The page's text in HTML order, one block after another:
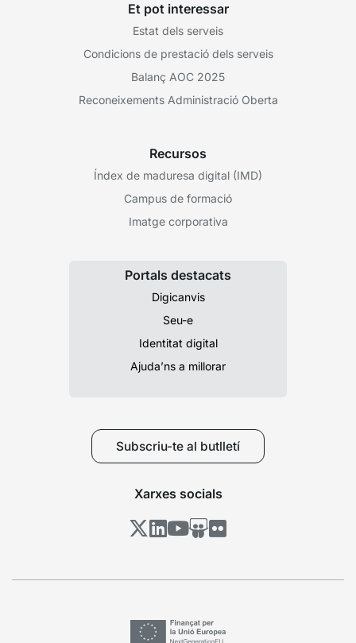
Et pot interessar
Estat dels serveis
Condicions de prestació dels serveis
Balanç AOC 2025
Reconeixements Administració Oberta
Recursos
Índex de maduresa digital (IMD)
Campus de formació
Imatge corporativa
Portals destacats
Digicanvis
Seu-e
Identitat digital
Ajuda’ns a millorar
Subscriu-te al butlletí
Xarxes socials